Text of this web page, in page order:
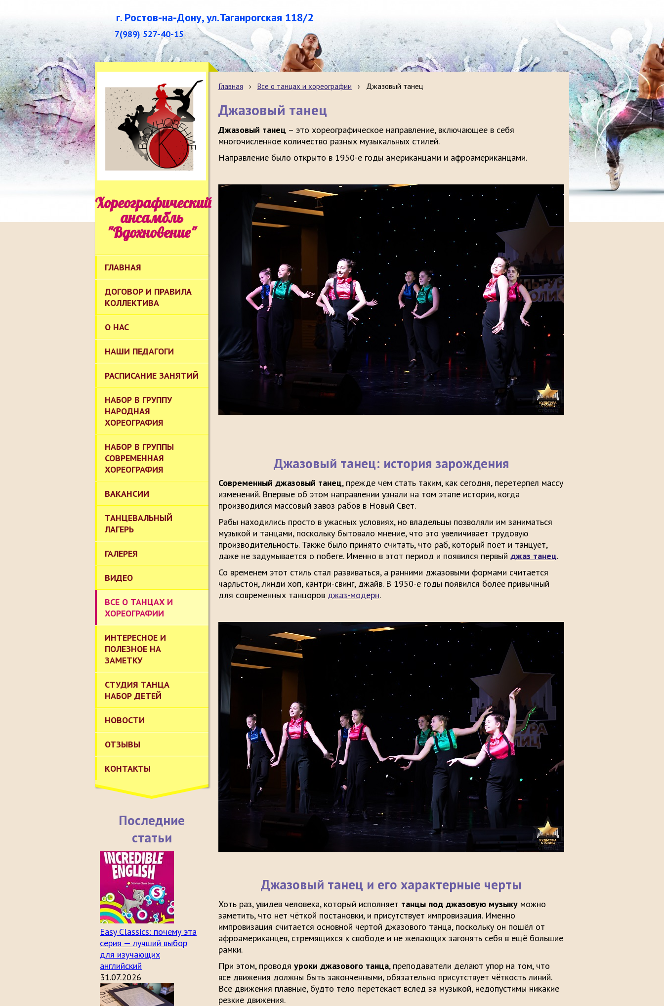
г. Ростов-на-Дону, ул.Таганрогская 118/2
7(989) 527-40-15
Хореографический
ансамбль
"Вдохновение"
ГЛАВНАЯ
ДОГОВОР И ПРАВИЛА
КОЛЛЕКТИВА
О НАС
НАШИ ПЕДАГОГИ
РАСПИСАНИЕ ЗАНЯТИЙ
НАБОР В ГРУППУ
НАРОДНАЯ
ХОРЕОГРАФИЯ
НАБОР В ГРУППЫ
СОВРЕМЕННАЯ
ХОРЕОГРАФИЯ
ВАКАНСИИ
ТАНЦЕВАЛЬНЫЙ
ЛАГЕРЬ
ГАЛЕРЕЯ
ВИДЕО
ВСЕ О ТАНЦАХ И
ХОРЕОГРАФИИ
ИНТЕРЕСНОЕ И
ПОЛЕЗНОЕ НА
ЗАМЕТКУ
СТУДИЯ ТАНЦА
НАБОР ДЕТЕЙ
НОВОСТИ
ОТЗЫВЫ
КОНТАКТЫ
Последние
статьи
Easy Classics: почему эта
серия — лучший выбор
для изучающих
английский
31.07.2026
Главная › Все о танцах и хореографии › Джазовый танец
Джазовый танец
Джазовый танец – это хореографическое направление, включающее в себя
многочисленное количество разных музыкальных стилей.
Направление было открыто в 1950-е годы американцами и афроамериканцами.
Джазовый танец: история зарождения
Современный джазовый танец, прежде чем стать таким, как сегодня, перетерпел массу
изменений. Впервые об этом направлении узнали на том этапе истории, когда
производился массовый завоз рабов в Новый Свет.
Рабы находились просто в ужасных условиях, но владельцы позволяли им заниматься
музыкой и танцами, поскольку бытовало мнение, что это увеличивает трудовую
производительность. Также было принято считать, что раб, который поет и танцует,
даже не задумывается о побеге. Именно в этот период и появился первый джаз танец.
Со временем этот стиль стал развиваться, а ранними джазовыми формами считается
чарльстон, линди хоп, кантри-свинг, джайв. В 1950-е годы появился более привычный
для современных танцоров джаз-модерн.
Джазовый танец и его характерные черты
Хоть раз, увидев человека, который исполняет танцы под джазовую музыку можно
заметить, что нет чёткой постановки, и присутствует импровизация. Именно
импровизация считается основной чертой джазового танца, поскольку он пошёл от
афроамериканцев, стремящихся к свободе и не желающих загонять себя в ещё большие
рамки.
При этом, проводя уроки джазового танца, преподаватели делают упор на том, что
все движения должны быть законченными, обязательно присутствует чёткость линий.
Все движения плавные, будто тело перетекает вслед за музыкой, недопустимы никакие
резкие движения.